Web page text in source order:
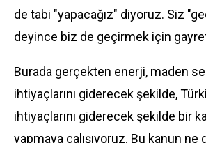
de tabi "yapacağız" diyoruz. Siz
deyince biz de geçirmek için
Burada gerçekten enerji, maden
ihtiyaçlarını giderecek şekilde,
ihtiyaçlarını giderecek şekilde bir
yapmaya çalışıyoruz. Bu kanun ne